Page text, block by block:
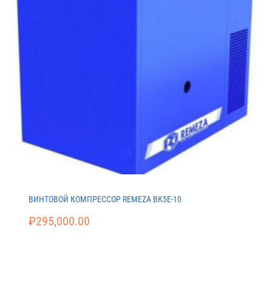
ВИНТОВОЙ КОМПРЕССОР REMEZA ВК5E-10
₽295,000.00